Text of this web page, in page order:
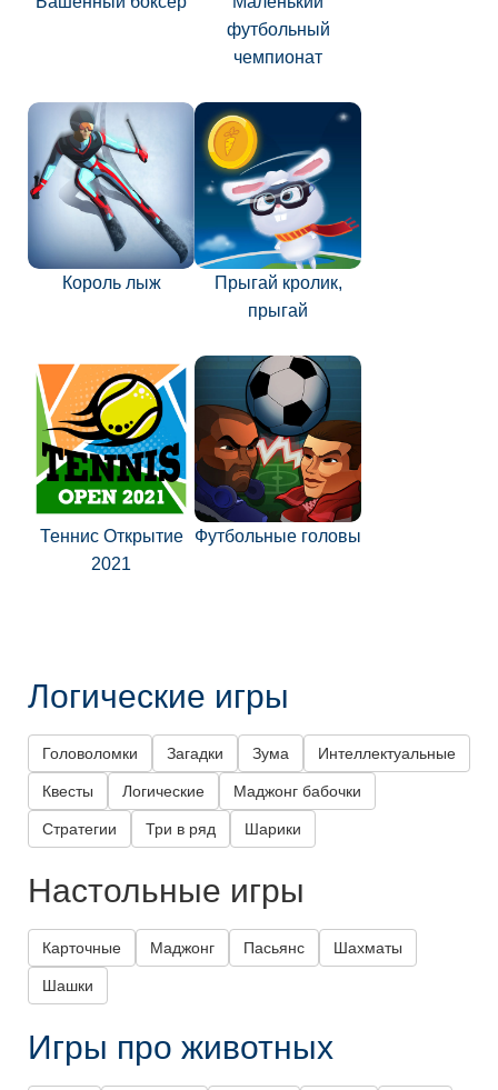
футбольный
чемпионат
Король лыж
Прыгай кролик,
прыгай
Теннис Открытие
2021
Футбольные головы
Логические игры
Головоломки Загадки Зума Интеллектуальные
Квесты Логические Маджонг бабочки
Стратегии Три в ряд Шарики
Настольные игры
Карточные Маджонг Пасьянс Шахматы
Шашки
Игры про животных